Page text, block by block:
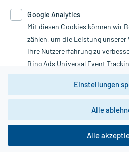
Therapien eingeleitet werden können.
Google Analytics. Lesen Sie bitte
unserer Datenschutzerklärung. Für
nutzen Sie das Formular:
Vertrag widerrufen
*Hinweise zu unseren Aktionen und
copyright @ 2026 Roland Helle e.K. -
Google Analytics
Mit diesen Cookies können wir
zählen, um die Leistung unserer
Ihre Nutzererfahrung zu
Bing Ads Universal Event
Youtube-Social Plugin).
Wir weisen darauf hin, dass die
zwingend den Europäischen
DSGVO genügen und ein
Daten dort verarbeitet werden,
nachvollzogen werden.
Einstellungen
Alle
Alle